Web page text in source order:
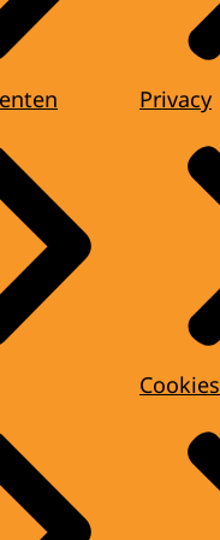
Privacy
Cookies